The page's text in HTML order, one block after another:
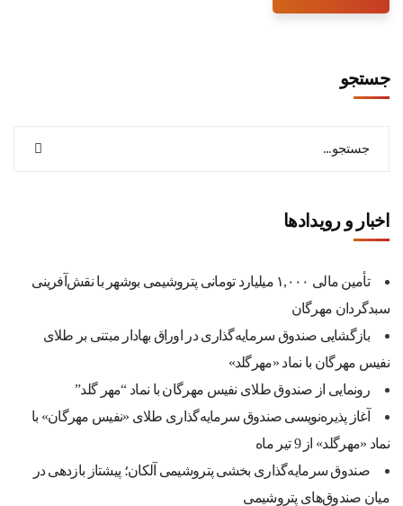
جستجو
اخبار و رویدادها
تأمین مالی ۱,۰۰۰ میلیارد تومانی پتروشیمی بوشهر با نقش‌آفرینی
سبدگردان مهرگان
بازگشایی صندوق سرمایه‌گذاری در اوراق بهادار مبتنی بر طلای
نفیس مهرگان با نماد «مهرگلد»
رونمایی از صندوق طلای نفیس مهرگان با نماد “مهر گلد”
آغاز پذیره‌نویسی صندوق سرمایه‌گذاری طلای «نفیس مهرگان» با
نماد «مهرگلد» از 9 تیر ماه
صندوق سرمایه‌گذاری بخشی پتروشیمی آلکان؛ پیشتاز بازدهی در
میان صندوق‌های پتروشیمی